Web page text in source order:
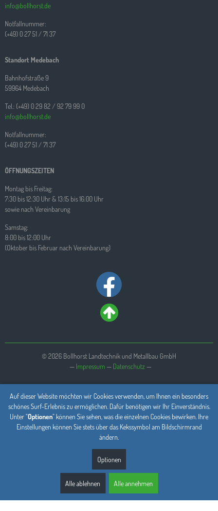
info@bollhorst.de
Notfallnummer:
(+49) 0 27 51 / 71 37
Standort Medebach
Bahnhofstraße 9
59964 Medebach
Tel.: (+49) 0 29 82 / 92 79 99 0
info@bollhorst.de
Notfallnummer:
(+49) 0 27 51 / 71 37
ÖFFNUNGSZEITEN
Montag bis Freitag:
7:30 bis 12:30 Uhr & 13:15 bis 16:00 Uhr
sowie nach Vereinbarung
Samstag:
8:00 bis 12:00 Uhr
(Oktober bis Februar nach Vereinbarung)
© 2026 Bollhorst Landtechnik und Metallbau GmbH
— Impressum — Datenschutz
Auf dieser Website möchten wir Cookies verwenden, um Ihnen ein besonders
schönes Surf-Erlebnis zu ermöglichen. Dafür benötigen wir Ihr Einverständnis.
Unter "Optionen" können Sie sehen, was die einzelnen Cookies bewirken. Ihre
Einstellungen können Sie stets über das Kekssymbol am Bildschirmrand
ändern.
Optionen
Alle ablehnen Alle annehmen